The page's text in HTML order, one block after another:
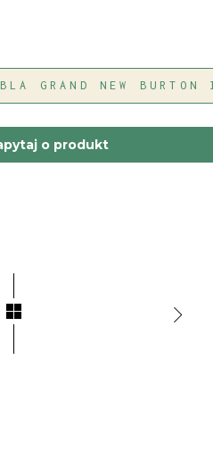
GRAND NEW
o produkt